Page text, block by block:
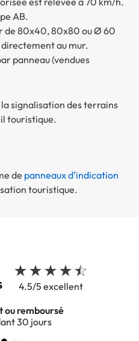
AB.
de 80x40, 80x80 ou Ø 60
au mur.
panneau (vendues
signalisation des terrains
touristique.
de panneaux d’indication
touristique.
4.5/5 excellent
ou remboursé
30 jours